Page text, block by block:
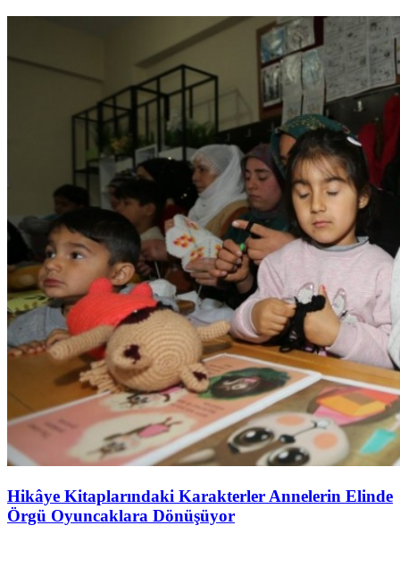
Hikâye Kitaplarındaki Karakterler Annelerin Elinde
Örgü Oyuncaklara Dönüşüyor